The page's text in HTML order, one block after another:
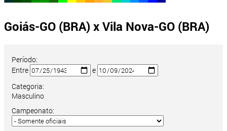
Goiás-GO (BRA) x Vila Nova-GO (BRA)
Período:
Entre
e
Categoria:
Masculino
Campeonato: